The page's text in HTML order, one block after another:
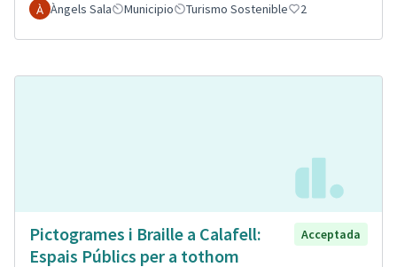
Àngels Sala Municipio Turismo Sostenible 2
Pictogrames i Braille a Calafell:
Espais Públics per a tothom
Acceptada